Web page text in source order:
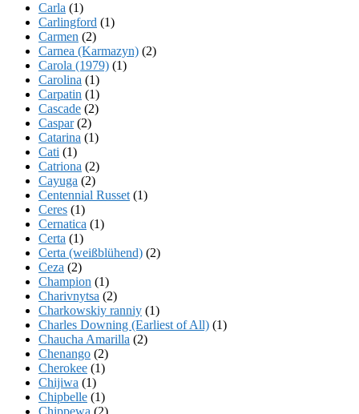
Carla (1)
Carlingford (1)
Carmen (2)
Carnea (Karmazyn) (2)
Carola (1979) (1)
Carolina (1)
Carpatin (1)
Cascade (2)
Caspar(2)
Catarina (1)
Cati (1)
Catriona (2)
Cayuga (2)
Centennial Russet (1)
Ceres (1)
Cernatica (1)
Certa (1)
Certa (weißblühend) (2)
Ceza (2)
Champion (1)
Charivnytsa (2)
Charkowskiy ranniy (1)
Charles Downing (Earliest of All) (1)
Chaucha Amarilla (2)
Chenango (2)
Cherokee (1)
Chijiwa (1)
Chipbelle (1)
Chippewa (2)